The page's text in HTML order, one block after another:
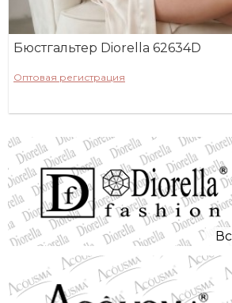
Бюстгальтер Diorella 62634D
Оптовая регистрация